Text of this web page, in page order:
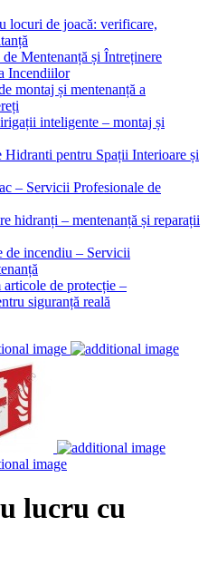
locuri de joacă: verificare,
Mentenanță și Întreținere
Incendiilor
montaj și mentenanță a
inteligente – montaj și
Hidranti pentru Spații Interioare și
– Servicii Profesionale de
hidranți – mentenanță și reparații
de incendiu – Servicii
de protecție –
siguranță reală
lucru cu